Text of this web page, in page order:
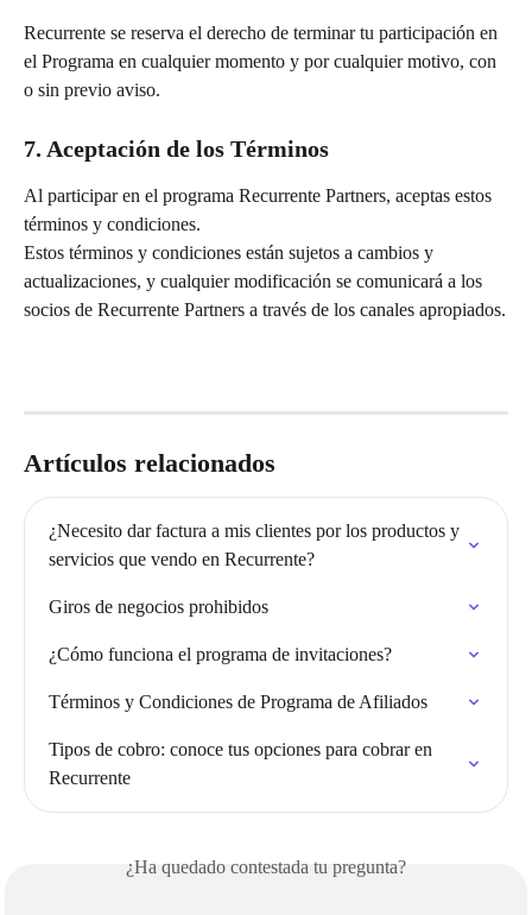
Recurrente se reserva el derecho de terminar tu participación en
el Programa en cualquier momento y por cualquier motivo, con
o sin previo aviso.
7. Aceptación de los Términos
Al participar en el programa Recurrente Partners, aceptas estos
términos y condiciones.
Estos términos y condiciones están sujetos a cambios y
actualizaciones, y cualquier modificación se comunicará a los
socios de Recurrente Partners a través de los canales apropiados.
Artículos relacionados
¿Necesito dar factura a mis clientes por los productos y
servicios que vendo en Recurrente?
Giros de negocios prohibidos
¿Cómo funciona el programa de invitaciones?
Términos y Condiciones de Programa de Afiliados
Tipos de cobro: conoce tus opciones para cobrar en
Recurrente
¿Ha quedado contestada tu pregunta?